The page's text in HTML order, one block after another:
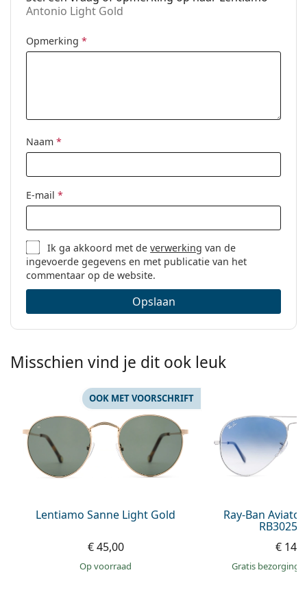
Antonio Light Gold
Opmerking *
Naam *
E-mail *
Ik ga akkoord met deverwerking van de
ingevoerde gegevens en met publicatie van het
commentaar op de website.
Opslaan
Misschien vind je dit ook leuk
Lentiamo Sanne Light Gold
OOK MET VOORSCHRIFT
€ 45,00
op voorraad
Ray-Ban
RB3025
€
Gratis bezorging